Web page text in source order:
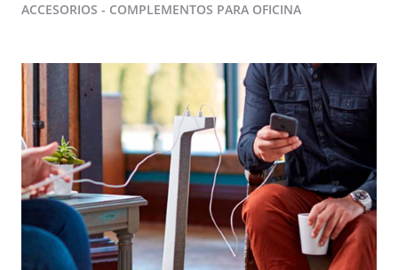
ACCESORIOS - COMPLEMENTOS PARA OFICINA